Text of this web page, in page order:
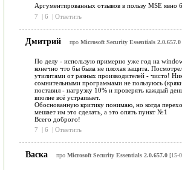
Аргументированных отзывов в пользу MSE
7
| 6 | Ответить
Дмитрий про Microsoft Security Essentials 2.0.657.0
По делу - использую примерно уже год на
конечно что бы была не плохая защита.
утилитами от разных производителей - чисто!
сомнительными программами не пользуюсь
поставил - нагрузку 10% и проверять каждый
вполне всё устраивает.
Обоснованную критику понимаю, но когда
мешает им это сделать, а это опять пункт №1
Всего доброго!
7
| 6 | Ответить
Васка про Microsoft Security Essentials 2.0.657.0[15-